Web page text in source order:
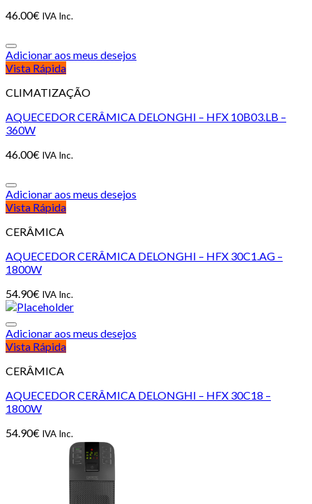
46.00€ IVA Inc.
Adicionar aos meus desejos
Vista Rápida
CLIMATIZAÇÃO
AQUECEDOR CERÂMICA DELONGHI – HFX 10B03.LB –
360W
46.00€ IVA Inc.
Adicionar aos meus desejos
Vista Rápida
CERÂMICA
AQUECEDOR CERÂMICA DELONGHI – HFX 30C1.AG –
1800W
54.90€ IVA Inc.
Adicionar aos meus desejos
Vista Rápida
CERÂMICA
AQUECEDOR CERÂMICA DELONGHI – HFX 30C18 –
1800W
54.90€ IVA Inc.